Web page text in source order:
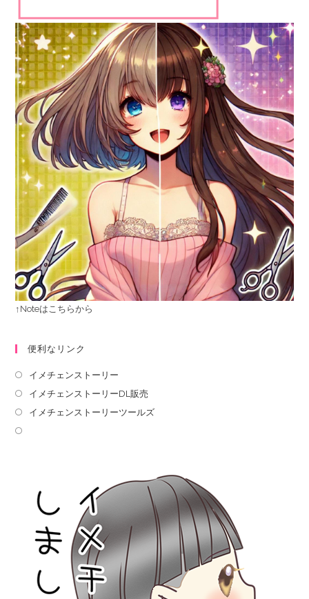
↑Noteはこちらから
便利なリンク
イメチェンストーリー
イメチェンストーリーDL販売
イメチェンストーリーツールズ